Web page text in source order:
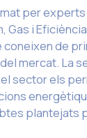
per experts
Gas i Eficiència
coneixen de
mercat. La
sector els
plantejats